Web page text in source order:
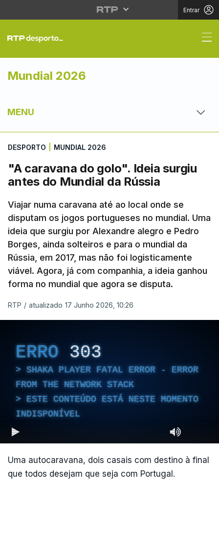
Entrar
"A caravana do golo".
Mundial 2026
MENU
DESPORTO MUNDIAL 2026
"A caravana do golo". Ideia surgiu
antes do Mundial da Rússia
Viajar numa caravana até ao local onde se
disputam os jogos portugueses no mundial. Uma
ideia que surgiu por Alexandre alegro e Pedro
Borges, ainda solteiros e para o mundial da
Rússia, em 2017, mas não foi logisticamente
viável. Agora, já com companhia, a ideia ganhou
forma no mundial que agora se disputa.
RTP / atualizado 17 Junho 2026, 10:26
ERRO 303
SHAKA PLAYER FATAL ERROR - ERROR
FROM THE NETWORK STACK
ESTE CONTEÚDO ESTÁ NESTE MOMENTO
INDISPONÍVEL
Uma autocaravana, dois casais com destino à final
que todos desejam que seja com Portugal.